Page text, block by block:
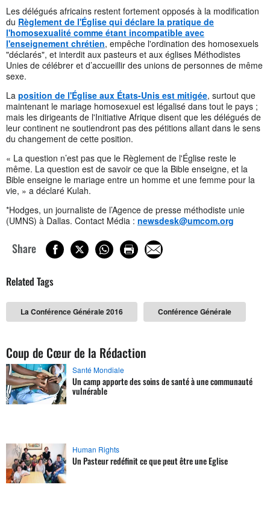
Les délégués africains restent fortement opposés à la modification
du Règlement de l'Église qui déclare la pratique de
l'homosexualité comme étant incompatible avec
l'enseignement chrétien, empêche l'ordination des homosexuels
"déclarés", et interdit aux pasteurs et aux églises Méthodistes
Unies de célébrer et d’accueillir des unions de personnes de même
sexe.
La position de l'Église aux États-Unis est mitigée, surtout que
maintenant le mariage homosexuel est légalisé dans tout le pays ;
mais les dirigeants de l'Initiative Afrique disent que les délégués de
leur continent ne soutiendront pas des pétitions allant dans le sens
du changement de cette position.
« La question n’est pas que le Règlement de l'Église reste le
même. La question est de savoir ce que la Bible enseigne, et la
Bible enseigne le mariage entre un homme et une femme pour la
vie, » a déclaré Kulah.
*Hodges, un journaliste de l’Agence de presse méthodiste unie
(UMNS) à Dallas. Contact Média : newsdesk@umcom.org
Share
Related Tags
La Conférence Générale 2016 Conférence Générale
Coup de Cœur de la Rédaction
Santé Mondiale
Un camp apporte des soins de santé à une communauté
vulnérable
Human Rights
Un Pasteur redéfinit ce que peut être une Eglise